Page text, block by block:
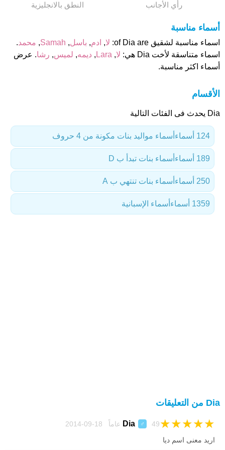
النطق بالانجليزية رأي الأجانب
أسماء مناسبة
اسماء مناسبة لشقيق of Dia are: لا, ادم, باسل,
Samah
, محمد.
اسماء متناسقة لأخت Dia هي:
لا,
Lara
, ديمه, لميس, رشا. عرض
أسماء اكثر مناسبة.
الأقسام
Dia يحدث فى الفئات التالية
أسماء مواليد بنات مكونة من 4 حروف 124 أسماء
أسماء بنات تبدأ ب D 189 أسماء
أسماء بنات تنتهي ب A 250 أسماء
أسماء الإسبانية 1359 أسماء
Dia من التعليقات
Dia ♂ 49 عاماً 18-09-2014 ★
★
★
★
★
اريد معنى اسم ديا